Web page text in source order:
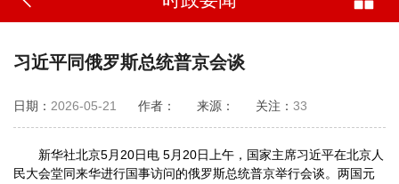
习近平同俄罗斯总统普京会谈
日期： 2026-05-21 作者： 来源： 关注： 33
新华社北京5月20日电 5月20日上午，国家主席习近平在北京人
民大会堂同来华进行国事访问的俄罗斯总统普京举行会谈。两国元